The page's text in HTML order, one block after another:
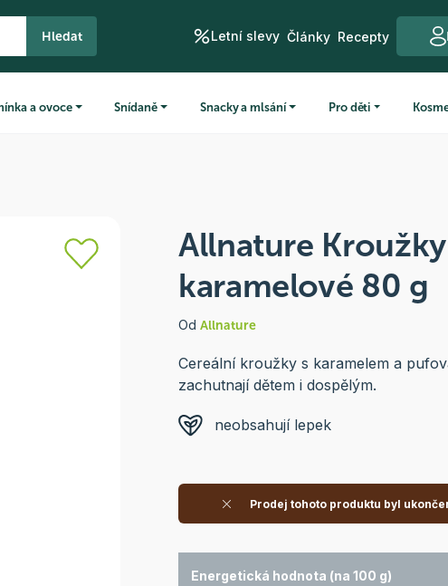
Hledat Letní slevy Články Recepty
a ovoce Snídaně Snacky a mlsání Pro děti
Allnature Kroužky
karamelové 80 g
Od Allnature
Cereální kroužky s karamelem a
zachutnají dětem i dospělým.
neobsahují lepek
Prodej tohoto produktu byl
Energetická hodnota (na 100 g)